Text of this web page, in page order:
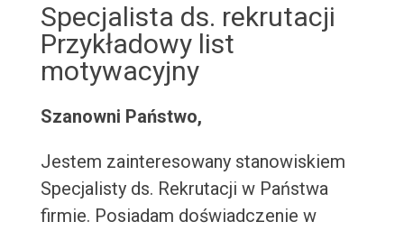
Specjalista ds. rekrutacji
Przykładowy list
motywacyjny
Szanowni Państwo,
Jestem zainteresowany stanowiskiem
Specjalisty ds. Rekrutacji w Państwa
firmie. Posiadam doświadczenie w